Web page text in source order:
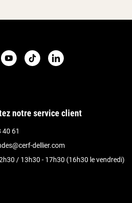
notre service client
40 61
dellier.com
/ 13h30 - 17h30 (16h30 le vendredi)